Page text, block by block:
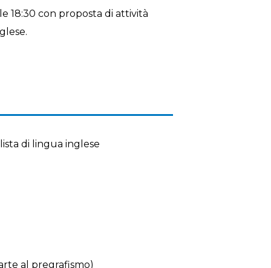
18:30 con proposta di attività
di lingua inglese
al pregrafismo)